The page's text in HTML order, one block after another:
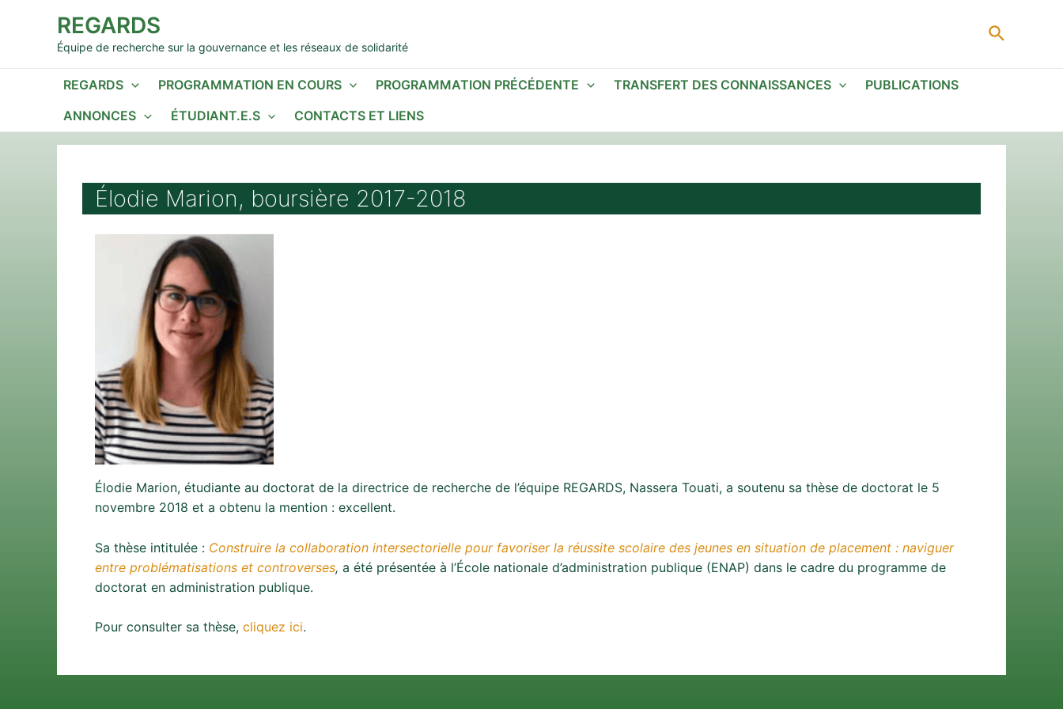
REGARDS
Équipe de recherche sur la gouvernance et les réseaux de solidarité
REGARDS PROGRAMMATION EN COURS PROGRAMMATION PRÉCÉDENTE TRANSFERT DES CONNAISSANCES
PUBLICATIONS
ANNONCES
ÉTUDIANT.E.S CONTACTS ET LIENS
Élodie Marion, boursière 2017-2018
Élodie Marion, étudiante au doctorat de la directrice de recherche de l’équipe REGARDS, Nassera Touati, a soutenu sa thèse de doctorat le 5
novembre 2018 et a obtenu la mention : excellent.
Sa thèse intitulée : Construire la collaboration intersectorielle pour favoriser la réussite scolaire des jeunes en situation de placement : naviguer
entre problématisations et controverses, a été présentée à l’École nationale d’administration publique (ENAP) dans le cadre du programme de
doctorat en administration publique.
Pour consulter sa thèse, cliquez ici.